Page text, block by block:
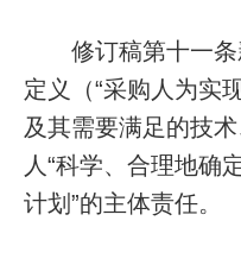
修订稿第十一
定义（“采购人为实
及其需要满足的技
人“科学、合理地确
计划”的主体责任。